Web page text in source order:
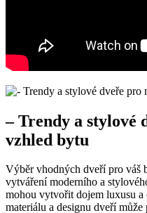
– Trendy a stylové
vzhled bytu
Výběr vhodných dveří pro váš
vytváření moderního a
‍mohou vytvořit dojem luxusu a
materiálu ⁤a designu dveří